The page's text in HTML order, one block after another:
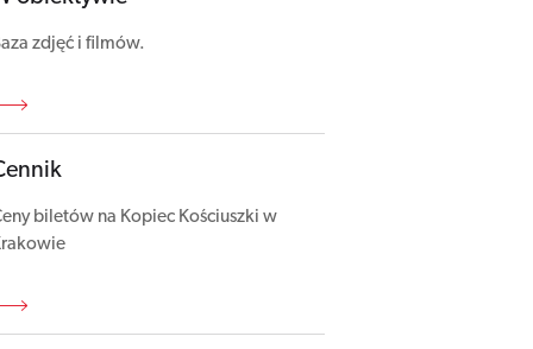
zdjęć i filmów.
biletów na Kopiec Kościuszki w